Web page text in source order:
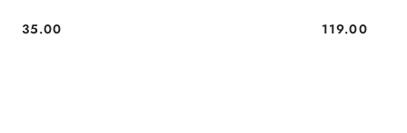
Cena:
35.00 Cena:
119.00